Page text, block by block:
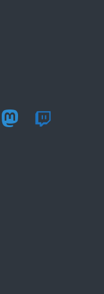
mastodon twitch